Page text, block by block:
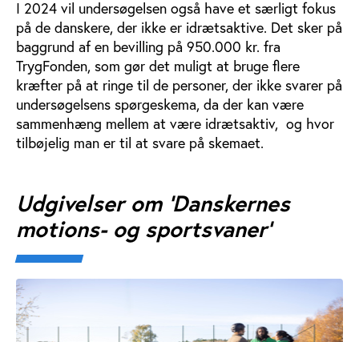
I 2024 vil undersøgelsen også have et særligt fokus
på de danskere, der ikke er idrætsaktive. Det sker på
baggrund af en bevilling på 950.000 kr. fra
TrygFonden, som gør det muligt at bruge flere
kræfter på at ringe til de personer, der ikke svarer på
undersøgelsens spørgeskema, da der kan være
sammenhæng mellem at være idrætsaktiv, og hvor
tilbøjelig man er til at svare på skemaet.
Udgivelser om 'Danskernes
motions- og sportsvaner'